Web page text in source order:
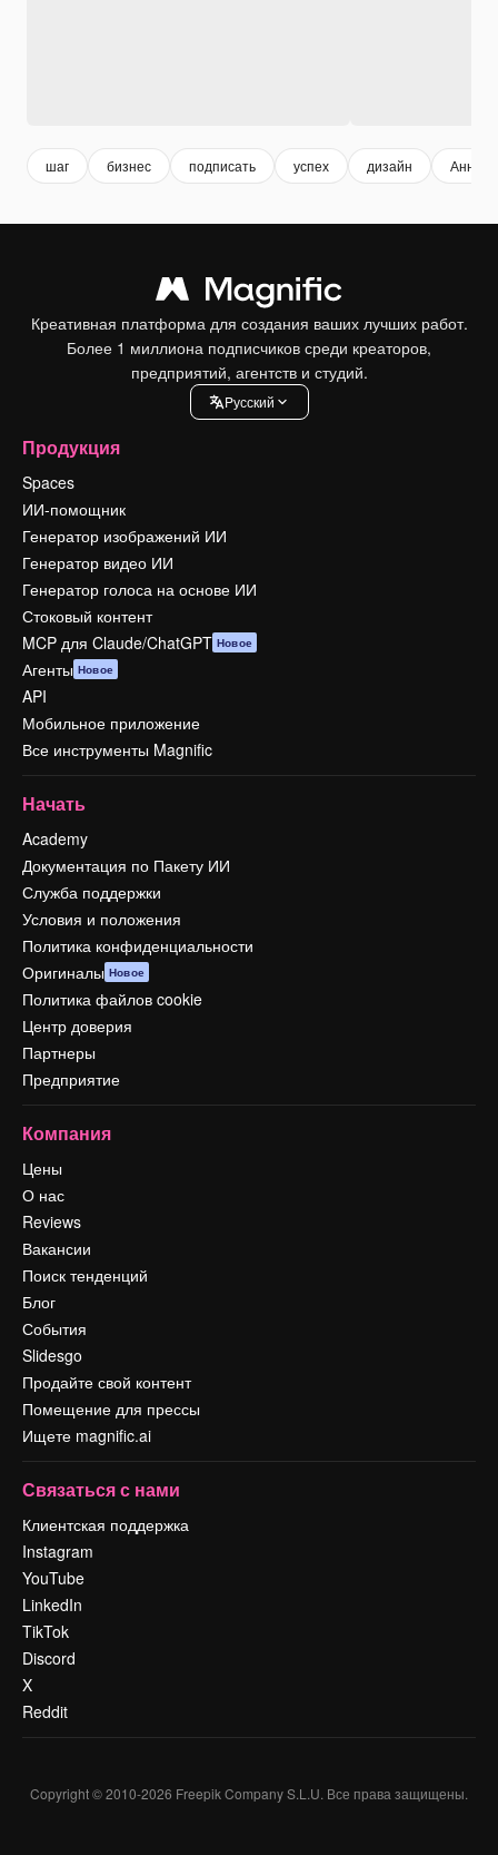
шаг бизнес подписать успех дизайн
Креативная платформа для создания ваших лучших работ.
Более 1 миллиона подписчиков среди креаторов,
предприятий, агентств и студий.
Pусский
Продукция
Spaces
ИИ-помощник
Генератор изображений ИИ
Генератор видео ИИ
Генератор голоса на основе ИИ
Стоковый контент
MCP для Claude/ChatGPT Новое
Агенты Новое
API
Мобильное приложение
Все инструменты Magnific
Начать
Academy
Документация по Пакету ИИ
Служба поддержки
Условия и положения
Политика конфиденциальности
Оригиналы Новое
Политика файлов cookie
Центр доверия
Партнеры
Предприятие
Компания
Цены
О нас
Reviews
Вакансии
Поиск тенденций
Блог
События
Slidesgo
Продайте свой контент
Помещение для прессы
Ищете magnific.ai
Связаться с нами
Клиентская поддержка
Instagram
YouTube
LinkedIn
TikTok
Discord
X
Reddit
Copyright © 2010-2026 Freepik Company S.L.U. Все права защищены.